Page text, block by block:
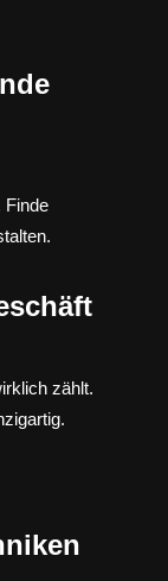
Finde
zählt.